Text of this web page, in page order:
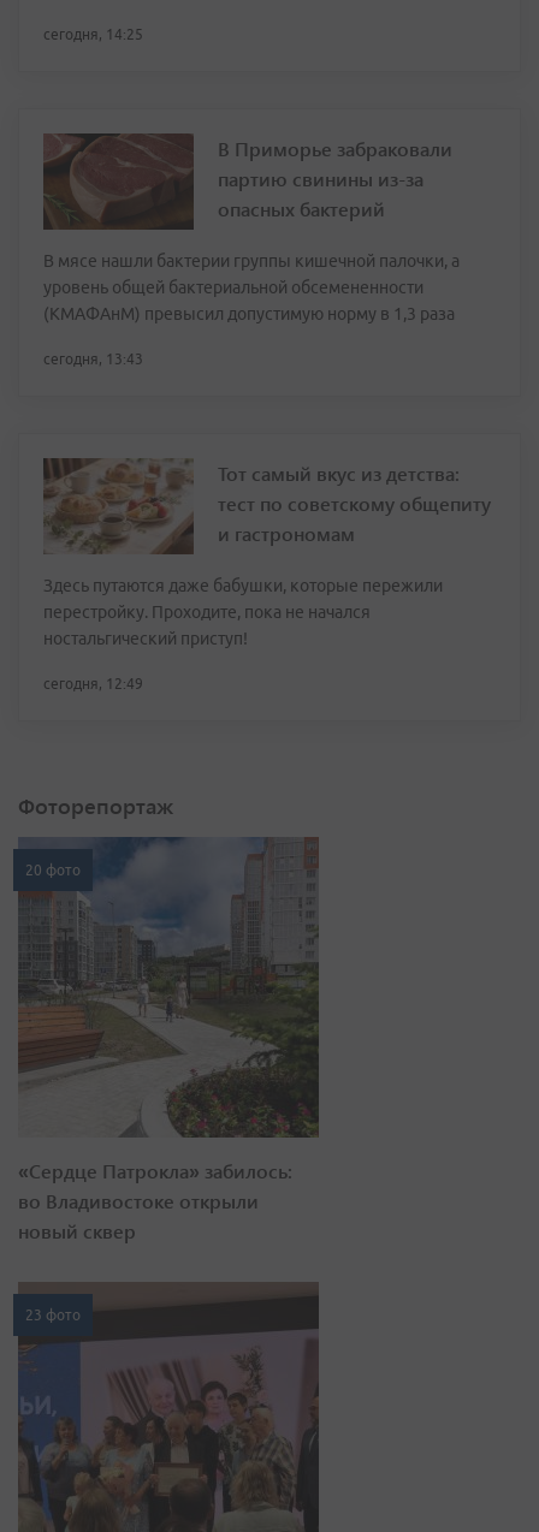
сегодня, 14:25
В Приморье забраковали
партию свинины из-за
опасных бактерий
В мясе нашли бактерии группы кишечной палочки, а
уровень общей бактериальной обсемененности
(КМАФАнМ) превысил допустимую норму в 1,3 раза
сегодня, 13:43
Тот самый вкус из детства:
тест по советскому общепиту
и гастрономам
Здесь путаются даже бабушки, которые пережили
перестройку. Проходите, пока не начался
ностальгический приступ!
сегодня, 12:49
Фоторепортаж
20 фото
«Сердце Патрокла» забилось:
во Владивостоке открыли
новый сквер
23 фото